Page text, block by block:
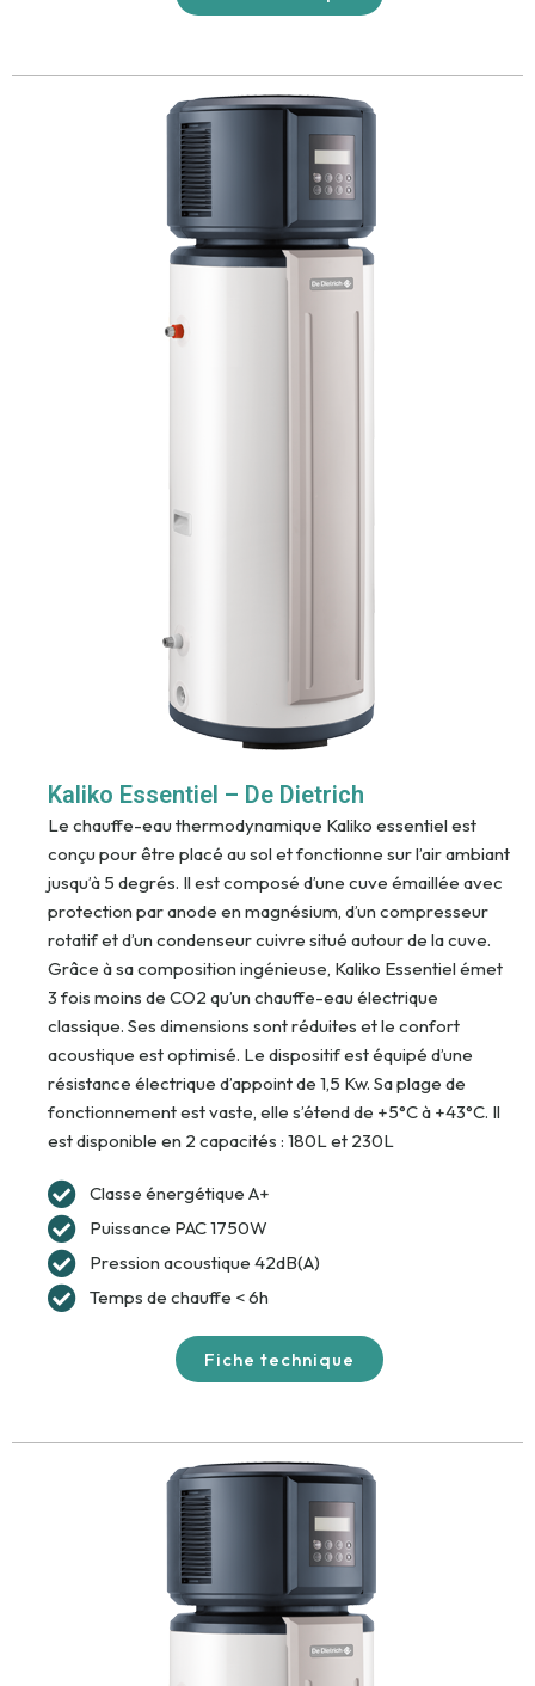
Kaliko Essentiel – De Dietrich
Le chauffe-eau thermodynamique Kaliko essentiel est
conçu pour être placé au sol et fonctionne sur l’air ambiant
jusqu’à 5 degrés. Il est composé d’une cuve émaillée avec
protection par anode en magnésium, d’un compresseur
rotatif et d’un condenseur cuivre situé autour de la cuve.
Grâce à sa composition ingénieuse, Kaliko Essentiel émet
3 fois moins de CO2 qu’un chauffe-eau électrique
classique. Ses dimensions sont réduites et le confort
acoustique est optimisé. Le dispositif est équipé d’une
résistance électrique d’appoint de 1,5 Kw. Sa plage de
fonctionnement est vaste, elle s’étend de +5°C à +43°C. Il
est disponible en 2 capacités : 180L et 230L
Classe énergétique A+
Puissance PAC 1750W
Pression acoustique 42dB(A)
Temps de chauffe < 6h
Fiche technique